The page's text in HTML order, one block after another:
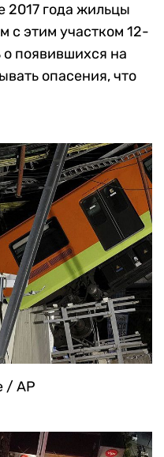
2017 года жильцы
с этим участком 12-
появившихся на
опасения, что
/ AP